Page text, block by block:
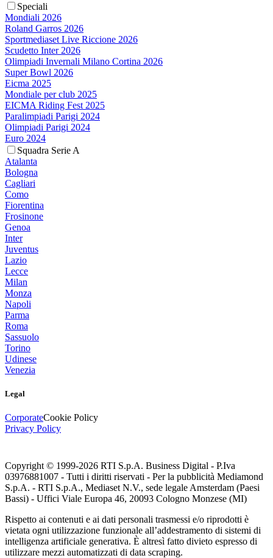
Speciali
Mondiali 2026
Roland Garros 2026
Sportmediaset Live Riccione 2026
Scudetto Inter 2026
Olimpiadi Invernali Milano Cortina 2026
Super Bowl 2026
Eicma 2025
Mondiale per club 2025
EICMA Riding Fest 2025
Paralimpiadi Parigi 2024
Olimpiadi Parigi 2024
Euro 2024
Squadra Serie A
Atalanta
Bologna
Cagliari
Como
Fiorentina
Frosinone
Genoa
Inter
Juventus
Lazio
Lecce
Milan
Monza
Napoli
Parma
Roma
Sassuolo
Torino
Udinese
Venezia
Legal
CorporateCookie Policy
Privacy Policy
Copyright © 1999-2026 RTI S.p.A. Business Digital - P.Iva
03976881007 - Tutti i diritti riservati - Per la pubblicità Mediamond
S.p.A. - RTI S.p.A., Mediaset N.V., sede legale Amsterdam (Paesi
Bassi) - Uffici Viale Europa 46, 20093 Cologno Monzese (MI)
Rispetto ai contenuti e ai dati personali trasmessi e/o riprodotti è
vietata ogni utilizzazione funzionale all’addestramento di sistemi di
intelligenza artificiale generativa. È altresì fatto divieto espresso di
utilizzare mezzi automatizzati di data scraping.